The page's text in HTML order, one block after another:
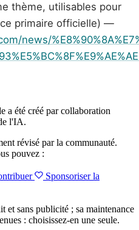
thème, utilisables pour
primaire officielle) —
news/
a été créé par collaboration
l'IA.
révisé par la communauté.
pouvez :
Sponsoriser la
et sans publicité ; sa maintenance
: choisissez-en une seule.